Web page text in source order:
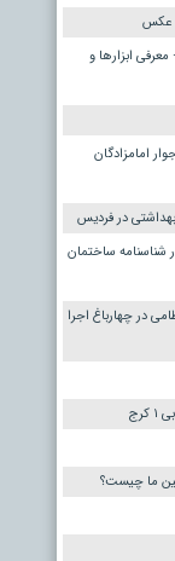
عکس
ابزارها و
در جوار امامزادگان
در فردیس
شناسنامه ساختمان
در چهارباغ اجرا
ما چیست؟